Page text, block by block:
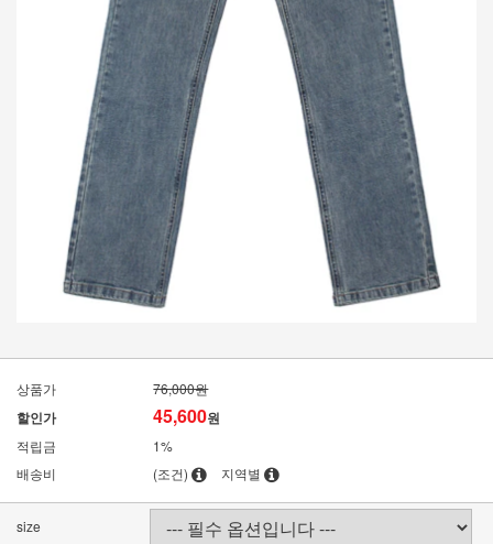
상품가 76,000원
할인가 45,600원
적립금
1%
배송비
(조건) 지역별
size